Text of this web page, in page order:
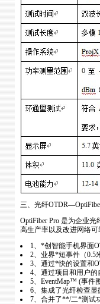
三、光纤
OptiFiber Pro 是为企业
高生产率以及改进网络可
1、 *创智能手机界面
2、业界*短事件（0.5
3、通过*快的设置和
4、通过项目和用户
5、EventMap™ (事件
6、集成了光纤检查
7、合并了**/二*测试